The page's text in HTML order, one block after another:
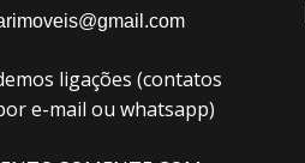
ligações (contatos
e-mail ou whatsapp)